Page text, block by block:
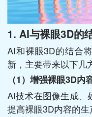
1. AI与裸眼3D的
AI和裸眼3D的结合
新，主要带来以下几
（1）增强裸眼3D内
AI技术在图像生成、
提高裸眼3D内容的生